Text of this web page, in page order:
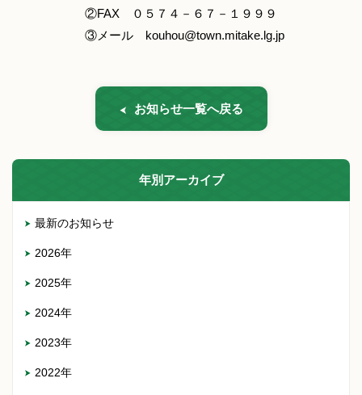
②FAX ０５７４－６７－１９９９
③メール kouhou@town.mitake.lg.jp
お知らせ一覧へ戻る
年別アーカイブ
最新のお知らせ
2026年
2025年
2024年
2023年
2022年